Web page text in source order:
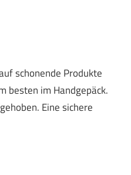
schonende Produkte
besten im Handgepäck.
Eine sichere